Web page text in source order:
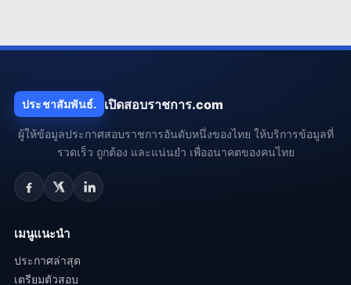
ประชาสัมพันธ์. เปิดสอบราชการ.com
ผู้ให้ข้อมูลประกาศสอบราชการอันดับหนึ่งของไทย ให้บริการข้อมูลที่
รวดเร็ว ถูกต้อง และแน่นยำ เพื่ออนาคตของคนไทย
เมนูแนะนำ
ประกาศล่าสุด
เตรียมตัวสอบ